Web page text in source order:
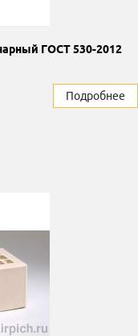
ГОСТ 530-2012
Подробнее